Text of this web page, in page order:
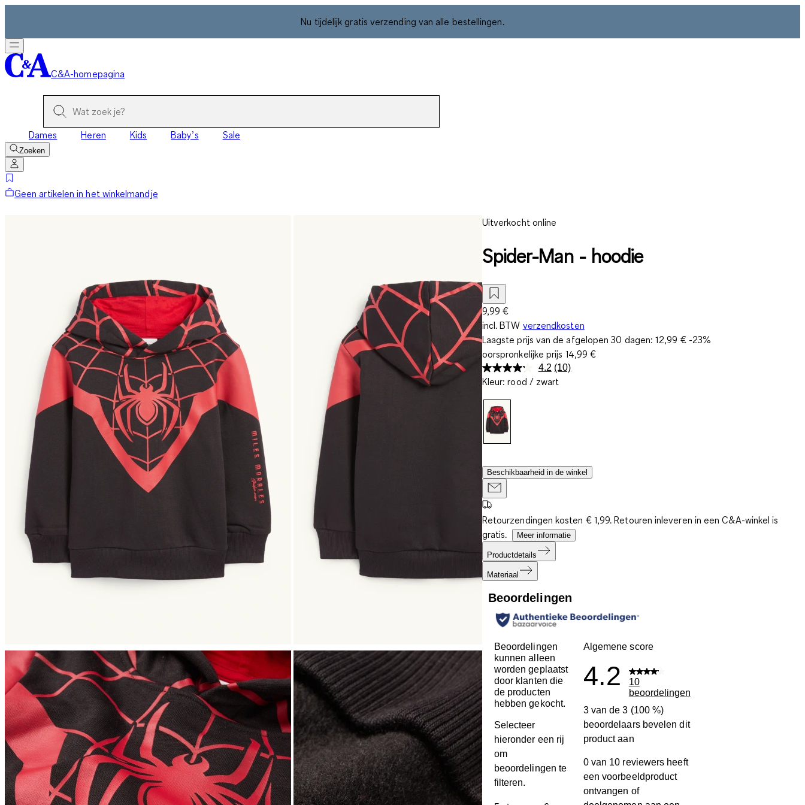
Nu tijdelijk gratis verzending van alle bestellingen.
C&A-homepagina
Dames Heren Kids Baby’s Sale
Zoeken
Geen artikelen in het winkelmandje
Uitverkocht online
Spider-Man - hoodie
9,99 €
incl. BTW verzendkosten
Laagste prijs van de afgelopen 30 dagen:12,99 €-23%
oorspronkelijke prijs 14,99 €
4.2 Lees
10
(10)
Kleur: rood / zwart
Beschikbaarheid in de winkel
Retourzendingen kosten € 1,99. Retouren inleveren in een C&A-winkel is
gratis.
Meer informatie
Productdetails
Materiaal
Beoordelingen
Beoordelingen
kunnen alleen
worden geplaatst
door klanten die
de producten
hebben gekocht.
Selecteer
hieronder een rij
om
beoordelingen te
filteren.
Algemene score
4.2
10
beoordelingen
3 van de 3 (100 %)
beoordelaars bevelen dit
product aan
0 van 10 reviewers heeft
een voorbeeldproduct
ontvangen of